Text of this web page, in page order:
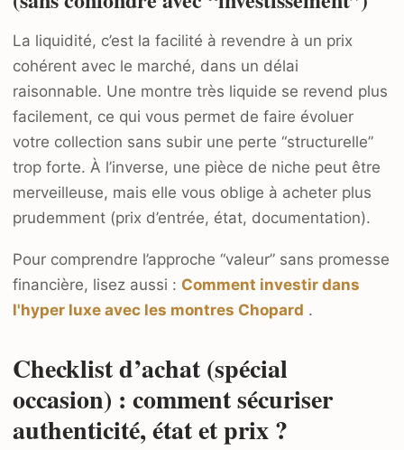
La liquidité, c’est la facilité à revendre à un prix
cohérent avec le marché, dans un délai
raisonnable. Une montre très liquide se revend plus
facilement, ce qui vous permet de faire évoluer
votre collection sans subir une perte “structurelle”
trop forte. À l’inverse, une pièce de niche peut être
merveilleuse, mais elle vous oblige à acheter plus
prudemment (prix d’entrée, état, documentation).
Pour comprendre l’approche “valeur” sans promesse
financière, lisez aussi : Comment investir dans
l'hyper luxe avec les montres Chopard .
Checklist d’achat (spécial
occasion) : comment sécuriser
authenticité, état et prix ?